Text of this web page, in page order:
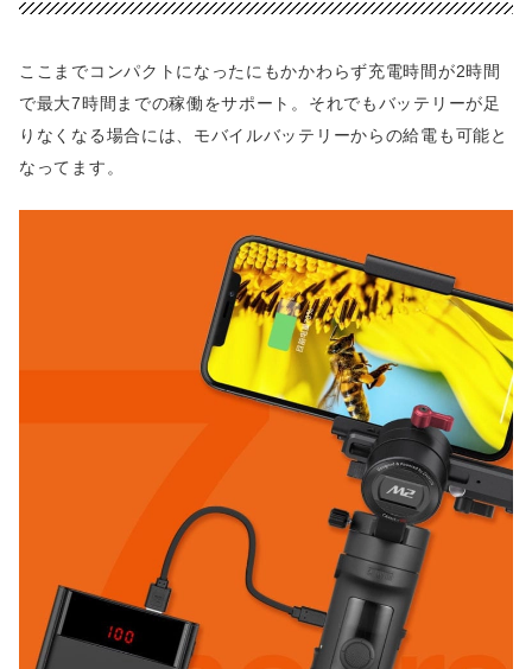
ここまでコンパクトになったにもかかわらず充電時間が2時間
で最大7時間までの稼働をサポート。それでもバッテリーが足
りなくなる場合には、モバイルバッテリーからの給電も可能と
なってます。